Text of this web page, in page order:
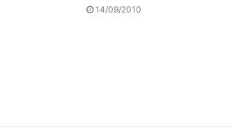
14/09/2010